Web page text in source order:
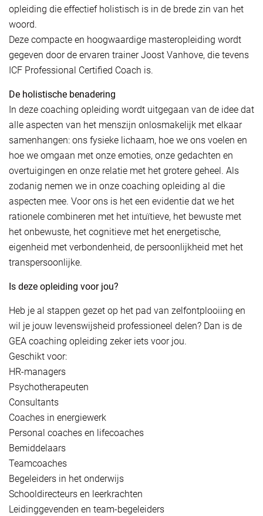
opleiding die effectief holistisch is in de brede zin van het
woord.
Deze compacte en hoogwaardige masteropleiding wordt
gegeven door de ervaren trainer Joost Vanhove, die tevens
ICF Professional Certified Coach is.
De holistische benadering
In deze coaching opleiding wordt uitgegaan van de idee dat
alle aspecten van het menszijn onlosmakelijk met elkaar
samenhangen: ons fysieke lichaam, hoe we ons voelen en
hoe we omgaan met onze emoties, onze gedachten en
overtuigingen en onze relatie met het grotere geheel. Als
zodanig nemen we in onze coaching opleiding al die
aspecten mee. Voor ons is het een evidentie dat we het
rationele combineren met het intuïtieve, het bewuste met
het onbewuste, het cognitieve met het energetische,
eigenheid met verbondenheid, de persoonlijkheid met het
transpersoonlijke.
Is deze opleiding voor jou?
Heb je al stappen gezet op het pad van zelfontplooiing en
wil je jouw levenswijsheid professioneel delen? Dan is de
GEA coaching opleiding zeker iets voor jou.
Geschikt voor:
HR-managers
Psychotherapeuten
Consultants
Coaches in energiewerk
Personal coaches en lifecoaches
Bemiddelaars
Teamcoaches
Begeleiders in het onderwijs
Schooldirecteurs en leerkrachten
Leidinggevenden en team-begeleiders